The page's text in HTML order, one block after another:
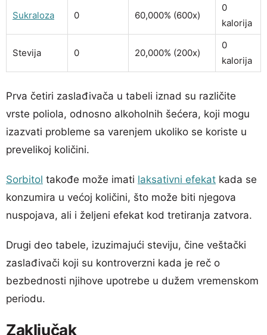
Sukraloza 0 60,000% (600x)
0
kalorija
Stevija 0 20,000% (200x)
0
kalorija
Prva četiri zaslađivača u tabeli iznad su različite
vrste poliola, odnosno alkoholnih šećera, koji mogu
izazvati probleme sa varenjem ukoliko se koriste u
prevelikoj količini.
Sorbitol takođe može imati laksativni efekat kada se
konzumira u većoj količini, što može biti njegova
nuspojava, ali i željeni efekat kod tretiranja zatvora.
Drugi deo tabele, izuzimajući steviju, čine veštački
zaslađivači koji su kontroverzni kada je reč o
bezbednosti njihove upotrebe u dužem vremenskom
periodu.
Zaključak